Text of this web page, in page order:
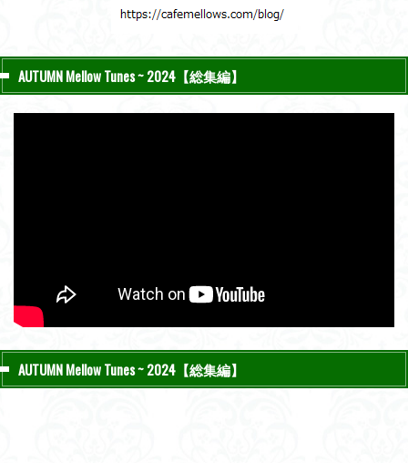
AUTUMN Mellow Tunes ~ 2024【総集編】
AUTUMN Mellow Tunes ~ 2024【総集編】